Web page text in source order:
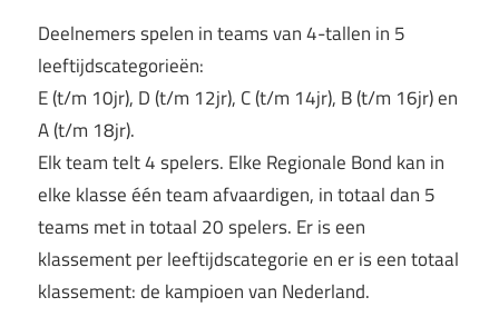
Deelnemers spelen in teams van 4-tallen in 5
leeftijdscategorieën:
E (t/m 10jr), D (t/m 12jr), C (t/m 14jr), B (t/m 16jr) en
A (t/m 18jr).
Elk team telt 4 spelers. Elke Regionale Bond kan in
elke klasse één team afvaardigen, in totaal dan 5
teams met in totaal 20 spelers. Er is een
klassement per leeftijdscategorie en er is een totaal
klassement: de kampioen van Nederland.